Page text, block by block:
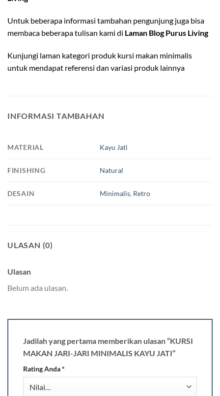
Untuk beberapa informasi tambahan pengunjung juga bisa
membaca beberapa tulisan kami di Laman Blog Purus Living
Kunjungi laman kategori produk kursi makan minimalis
untuk mendapat referensi dan variasi produk lainnya
INFORMASI TAMBAHAN
MATERIAL Kayu Jati
FINISHING Natural
DESAIN Minimalis, Retro
ULASAN (0)
Ulasan
Belum ada ulasan.
Jadilah yang pertama memberikan ulasan “KURSI
MAKAN JARI-JARI MINIMALIS KAYU JATI”
Rating Anda*